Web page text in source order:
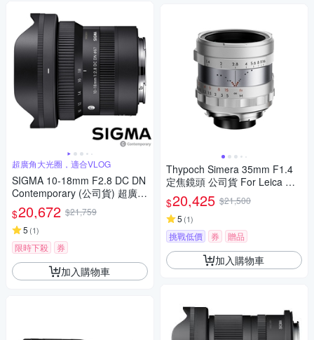
超廣角大光圈，適合VLOG
SIGMA 10-18mm F2.8 DC DN
Contemporary (公司貨) 超廣角
變焦鏡頭 APS-C 無反微單眼鏡
頭
$20,672 $21,759
5 (1)
限時下殺 券
加入購物車
Thypoch Simera 35mm F1.4
定焦鏡頭 公司貨 For Leica M
接環
$20,425 $21,500
5 (1)
挑戰低價 券 贈品
加入購物車